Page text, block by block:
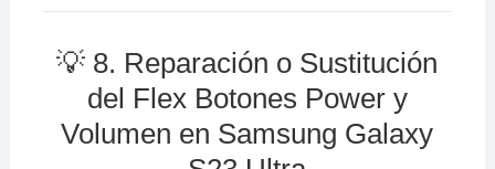
💡 8. Reparación o Sustitución
del Flex Botones Power y
Volumen en Samsung Galaxy